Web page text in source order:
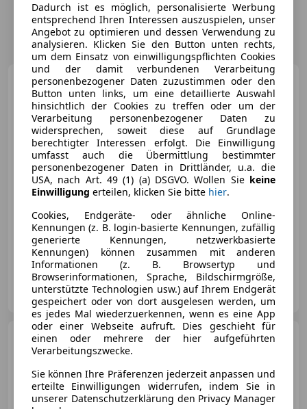
Audi A3A3 1,6
Jubiläumsmodell Jubiläumsmodell
€ 1 650
07/2010 227 000 km Benzin 75 kW (102 PS)
Privat
AT-6923 Lauterach
Audi A5
Coupé 3,0 TDI sport
Dadurch ist es möglich, personalisierte Werbung
entsprechend Ihren Interessen auszuspielen, unser
Angebot zu optimieren und dessen Verwendung zu
analysieren. Klicken Sie den Button unten rechts,
um dem Einsatz von einwilligungspflichten Cookies
und der damit verbundenen Verarbeitung
personenbezogener Daten zuzustimmen oder den
Button unten links, um eine detaillierte Auswahl
hinsichtlich der Cookies zu treffen oder um der
Verarbeitung personenbezogener Daten zu
widersprechen, soweit diese auf Grundlage
berechtigter Interessen erfolgt. Die Einwilligung
umfasst auch die Übermittlung bestimmter
personenbezogener Daten in Drittländer, u.a. die
USA, nach Art. 49 (1) (a) DSGVO. Wollen Sie keine
Einwilligung erteilen, klicken Sie bitte hier.
Cookies, Endgeräte- oder ähnliche Online-
Kennungen (z. B. login-basierte Kennungen, zufällig
generierte Kennungen, netzwerkbasierte
Kennungen) können zusammen mit anderen
Informationen (z. B. Browsertyp und
Browserinformationen, Sprache, Bildschirmgröße,
unterstützte Technologien usw.) auf Ihrem Endgerät
gespeichert oder von dort ausgelesen werden, um
es jedes Mal wiederzuerkennen, wenn es eine App
oder einer Webseite aufruft. Dies geschieht für
einen oder mehrere der hier aufgeführten
Verarbeitungszwecke.
Sie können Ihre Präferenzen jederzeit anpassen und
erteilte Einwilligungen widerrufen, indem Sie in
unserer Datenschutzerklärung den Privacy Manager